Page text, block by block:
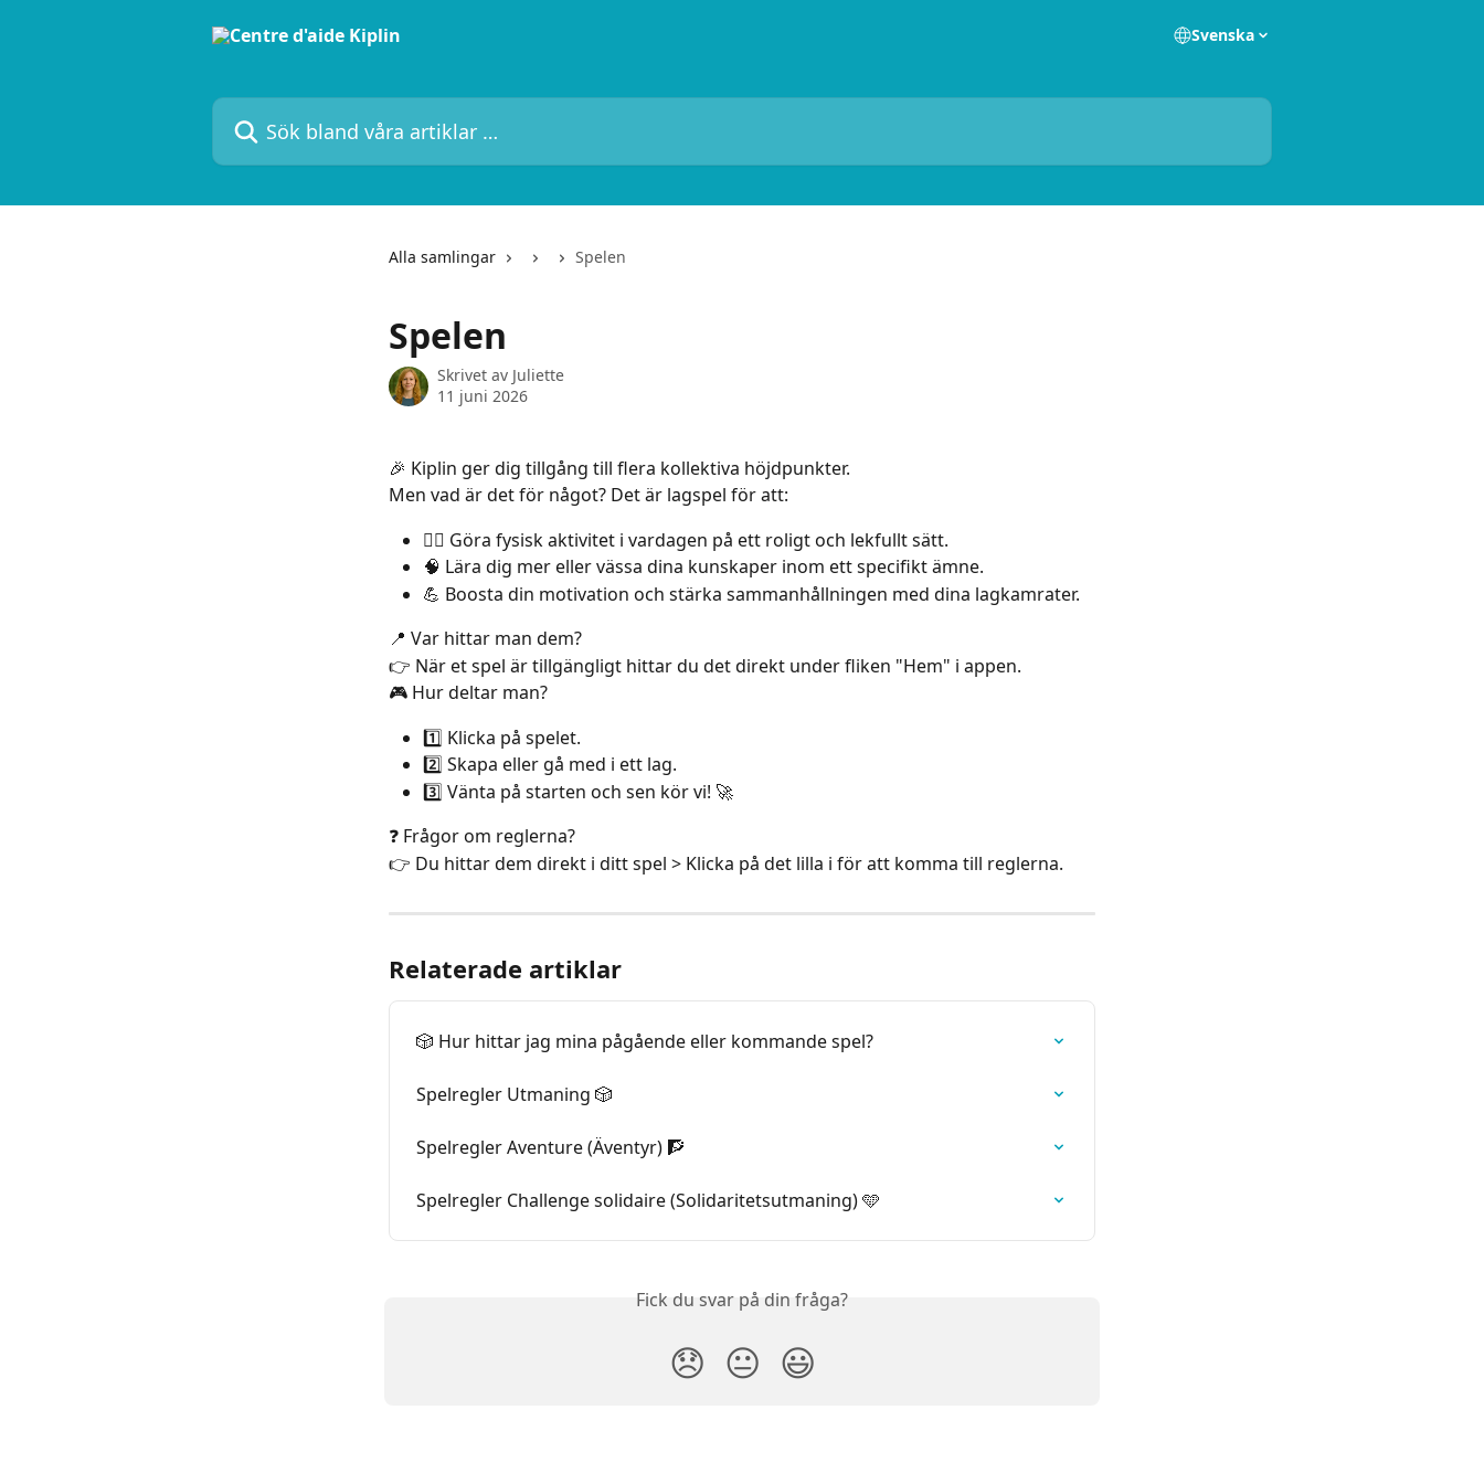
Svenska
Sök bland våra artiklar …
Alla samlingar Spelen
Spelen
Skrivet av Juliette
11 juni 2026
🎉 Kiplin ger dig tillgång till flera kollektiva höjdpunkter.
Men vad är det för något? Det är lagspel för att:
🏃‍♀️ Göra fysisk aktivitet i vardagen på ett roligt och lekfullt sätt.
🧠 Lära dig mer eller vässa dina kunskaper inom ett specifikt ämne.
💪 Boosta din motivation och stärka sammanhållningen med dina lagkamrater.
📍 Var hittar man dem?
👉 När et spel är tillgängligt hittar du det direkt under fliken "Hem" i appen.
🎮 Hur deltar man?
1️⃣ Klicka på spelet.
2️⃣ Skapa eller gå med i ett lag.
3️⃣ Vänta på starten och sen kör vi! 🚀
❓ Frågor om reglerna?
👉 Du hittar dem direkt i ditt spel > Klicka på det lilla ℹ️ för att komma till reglerna.
Relaterade artiklar
🎲 Hur hittar jag mina pågående eller kommande spel?
Spelregler Utmaning 🎲
Spelregler Aventure (Äventyr) 🧗
Spelregler Challenge solidaire (Solidaritetsutmaning) 🩵
Fick du svar på din fråga?
😞 😐 😃